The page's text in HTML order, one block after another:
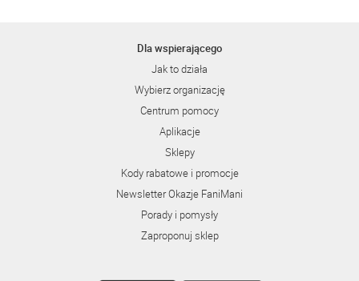
Dla wspierającego
Jak to działa
Wybierz organizację
Centrum pomocy
Aplikacje
Sklepy
Kody rabatowe i promocje
Newsletter Okazje FaniMani
Porady i pomysły
Zaproponuj sklep